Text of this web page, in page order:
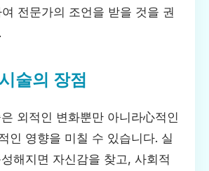
전문가의 조언을 받을 것을 권
술의 장점
외적인 변화뿐만 아니라心적인
인 영향을 미칠 수 있습니다. 실
해지면 자신감을 찾고, 사회적